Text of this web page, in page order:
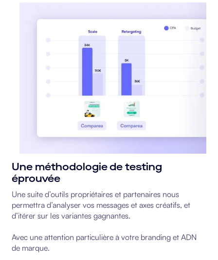
Une méthodologie de testing
éprouvée
Une suite d’outils propriétaires et partenaires nous
permettra d’analyser vos messages et axes créatifs, et
d’itérer sur les variantes gagnantes.
Avec une attention particulière à votre branding et ADN
de marque.